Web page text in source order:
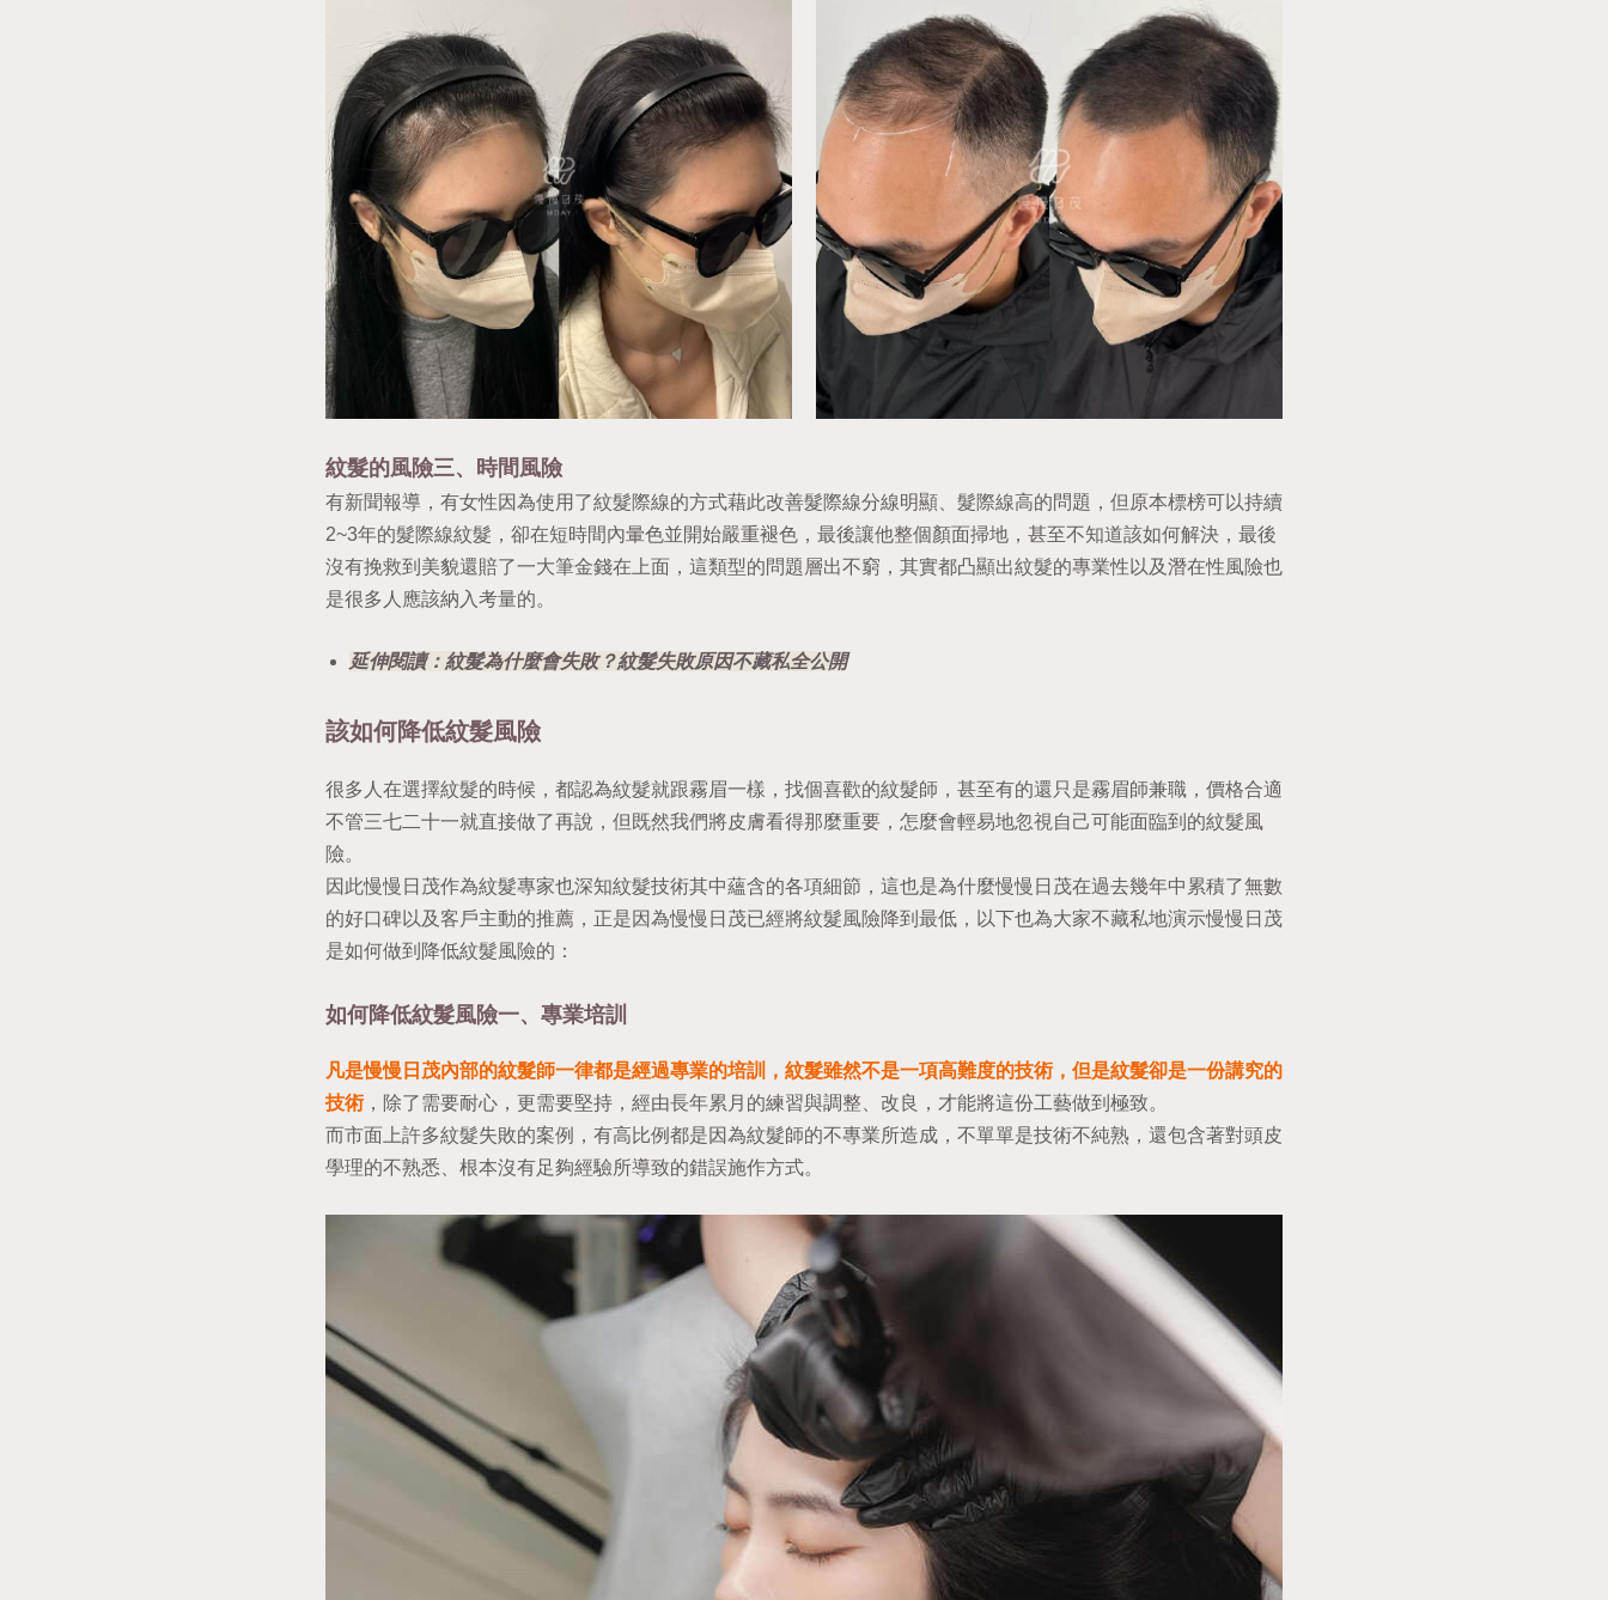
紋髮的風險三、時間風險
有新聞報導，有女性因為使用了紋髮際線的方式藉此改善髮際線分線明顯、髮際線高的問題，但原本標榜可以持續
2~3年的髮際線紋髮，卻在短時間內暈色並開始嚴重褪色，最後讓他整個顏面掃地，甚至不知道該如何解決，最後
沒有挽救到美貌還賠了一大筆金錢在上面，這類型的問題層出不窮，其實都凸顯出紋髮的專業性以及潛在性風險也
是很多人應該納入考量的。
延伸閱讀：紋髮為什麼會失敗？紋髮失敗原因不藏私全公開
該如何降低紋髮風險
很多人在選擇紋髮的時候，都認為紋髮就跟霧眉一樣，找個喜歡的紋髮師，甚至有的還只是霧眉師兼職，價格合適
不管三七二十一就直接做了再說，但既然我們將皮膚看得那麼重要，怎麼會輕易地忽視自己可能面臨到的紋髮風
險。
因此慢慢日茂作為紋髮專家也深知紋髮技術其中蘊含的各項細節，這也是為什麼慢慢日茂在過去幾年中累積了無數
的好口碑以及客戶主動的推薦，正是因為慢慢日茂已經將紋髮風險降到最低，以下也為大家不藏私地演示慢慢日茂
是如何做到降低紋髮風險的：
如何降低紋髮風險一、專業培訓
凡是慢慢日茂內部的紋髮師一律都是經過專業的培訓，紋髮雖然不是一項高難度的技術，但是紋髮卻是一份講究的
技術 ，除了需要耐心，更需要堅持，經由長年累月的練習與調整、改良，才能將這份工藝做到極致。
而市面上許多紋髮失敗的案例，有高比例都是因為紋髮師的不專業所造成，不單單是技術不純熟，還包含著對頭皮
學理的不熟悉、根本沒有足夠經驗所導致的錯誤施作方式。